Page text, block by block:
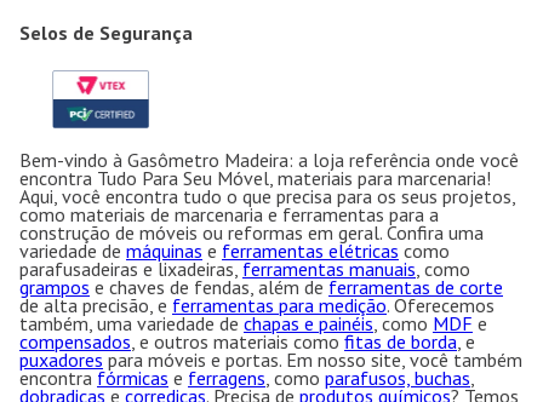
Selos de Segurança
Bem-vindo à Gasômetro Madeira: a loja referência onde você
encontra Tudo Para Seu Móvel, materiais para marcenaria!
Aqui, você encontra tudo o que precisa para os seus projetos,
como materiais de marcenaria e ferramentas para a
construção de móveis ou reformas em geral. Confira uma
variedade de máquinas e ferramentas elétricas como
parafusadeiras e lixadeiras, ferramentas manuais, como
grampos e chaves de fendas, além de ferramentas de corte
de alta precisão, e ferramentas para medição. Oferecemos
também, uma variedade de chapas e painéis, como MDF e
compensados, e outros materiais como fitas de borda, e
puxadores para móveis e portas. Em nosso site, você também
encontra fórmicas e ferragens, como parafusos, buchas,
dobradiças e corrediças. Precisa de produtos químicos? Temos